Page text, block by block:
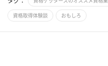
資格取得体験談 おもしろ